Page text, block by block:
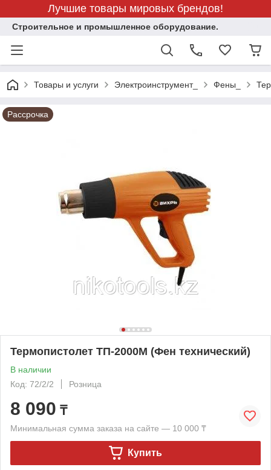
Лучшие товары мировых брендов!
Строительное и промышленное оборудование.
Товары и услуги Электроинструмент_ Фены_
Рассрочка
Термопистолет ТП-2000М (Фен технический)
В наличии
Код: 72/2/2
Розница
8 090 ₸
Минимальная сумма заказа на сайте — 10 000 ₸
Купить